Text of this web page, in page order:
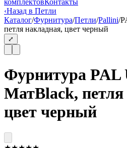
комплектовКонтакты
‹Назад в Петли
Каталог/Фурнитура/Петли/Pallini/
петля накладная, цвет черный
⤢
Фурнитура PAL
МатBlack, петля
цвет черный